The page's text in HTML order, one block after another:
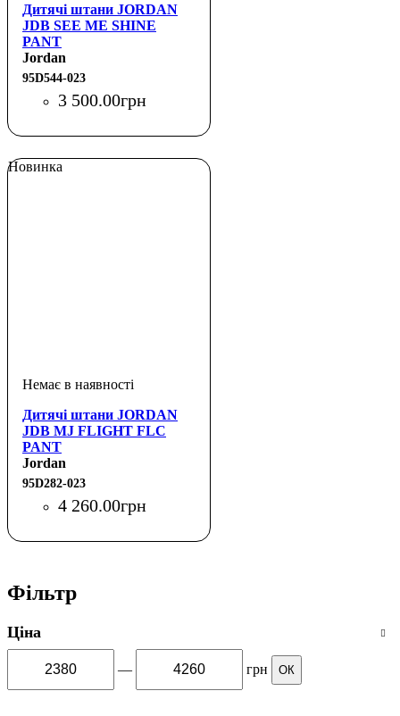
Дитячі штани JORDAN
JDB SEE ME SHINE
PANT
Jordan
95D544-023
3 500.00грн
Новинка
Дитячі штани JORDAN
JDB MJ FLIGHT FLC
PANT
Jordan
95D282-023
4 260.00грн
Фільтр
Ціна
— грн ОК